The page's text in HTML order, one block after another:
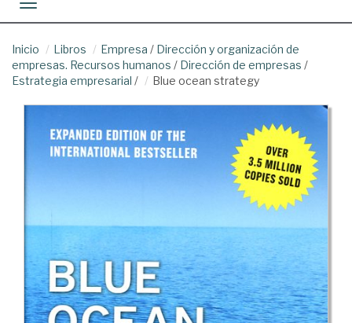
Toggle navigation
Inicio Libros Empresa / Dirección y organización de
empresas. Recursos humanos / Dirección de empresas /
Estrategia empresarial / Blue ocean strategy